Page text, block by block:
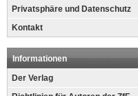
Privatsphäre und Datenschutz
Kontakt
Informationen
Der Verlag